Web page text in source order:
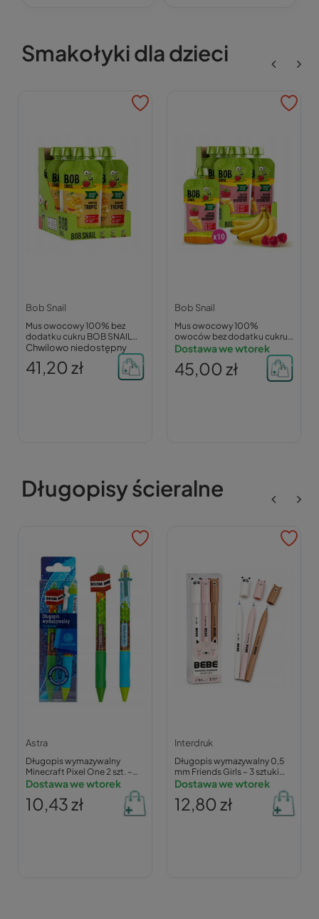
Smakołyki dla dzieci
Bob Snail
Mus owocowy 100% bez
dodatku cukru BOB SNAIL
Banan Ananas Mango 10х120
Chwilowo niedostępny
41,20 zł
Bob Snail
Mus owocowy 100%
owoców bez dodatku cukru
BOB SNAIL Banan Malina
Dostawa we wtorek
45,00 zł
Długopisy ścieralne
Astra
Długopis wymazywalny
Minecraft Pixel One 2 szt. –
Astra
Dostawa we wtorek
10,43 zł
Interdruk
Długopis wymazywalny 0,5
mm Friends Girls – 3 sztuki
(panda, kotek, miś)
Dostawa we wtorek
12,80 zł